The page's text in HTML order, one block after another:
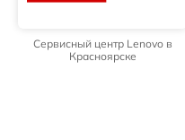
Сервисный центр Lenovo в
Красноярске